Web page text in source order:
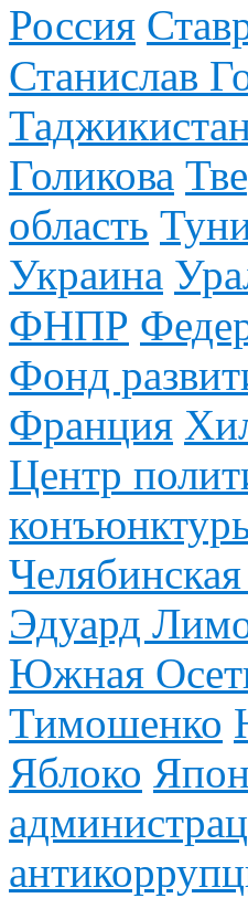
Россия
Станислав
Голикова
область
Украина
ФНПР
Фонд
Франция
Центр
Эдуард
Южная
Тимошенко
Яблоко